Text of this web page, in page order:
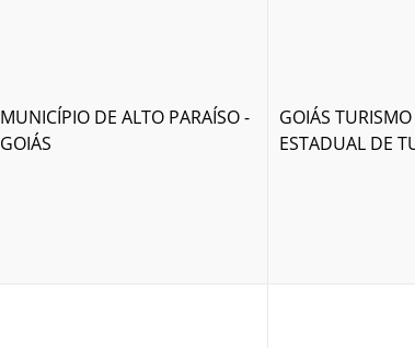
MUNICÍPIO DE ALTO PARAÍSO -
GOIÁS
GOIÁS
ESTADUAL DE